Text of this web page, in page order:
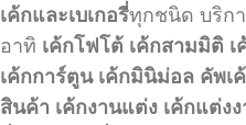
เค้กและเบเกอรี่ทุกชนิด บริก
อาทิ เค้กโฟโต้ เค้กสามมิติ เ
เค้กการ์ตูน เค้กมินิม่อล คัพเ
สินค้า เค้กงานแต่ง เค้กแต่ง